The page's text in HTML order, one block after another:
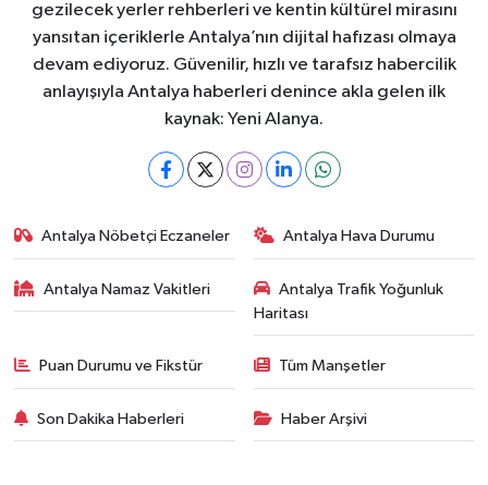
gezilecek yerler rehberleri ve kentin kültürel mirasını
yansıtan içeriklerle Antalya’nın dijital hafızası olmaya
devam ediyoruz. Güvenilir, hızlı ve tarafsız habercilik
anlayışıyla Antalya haberleri denince akla gelen ilk
kaynak: Yeni Alanya.
Antalya Nöbetçi Eczaneler Antalya Hava Durumu
Antalya Namaz Vakitleri
Antalya Trafik Yoğunluk
Haritası
Puan Durumu ve Fikstür Tüm Manşetler
Son Dakika Haberleri Haber Arşivi